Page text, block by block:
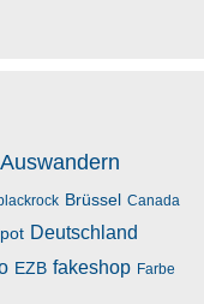
Auswandern
Brüssel Canada
Deutschland
EZB fakeshop Farbe